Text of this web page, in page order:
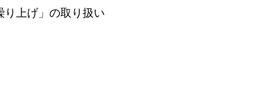
り上げ」の取り扱い